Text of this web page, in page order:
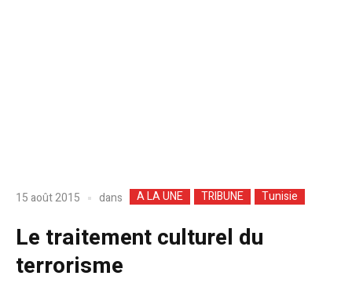
15 août 2015 dans A LA UNE TRIBUNE Tunisie
Le traitement culturel du
terrorisme